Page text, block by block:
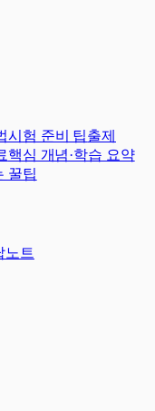
시험 준비 팁출제
핵심 개념·학습 요약
꿀팁
노트